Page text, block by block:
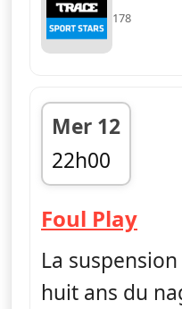
178
Mer 12
22h00
fin 22h30
Foul Play—
La
huit ans du